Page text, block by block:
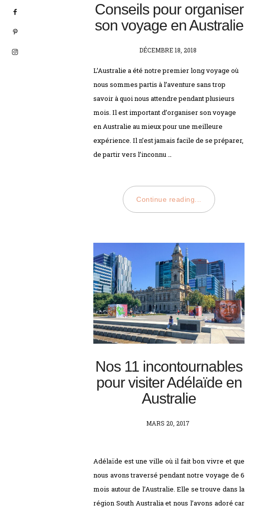
Conseils pour organiser
son voyage en Australie
POSTED
DÉCEMBRE 18, 2018
L’Australie a été notre premier long voyage où
nous sommes partis à l’aventure sans trop
savoir à quoi nous attendre pendant plusieurs
mois. Il est important d’organiser son voyage
en Australie au mieux pour une meilleure
expérience. Il n’est jamais facile de se préparer,
de partir vers l’inconnu …
Continue reading...
Nos 11 incontournables
pour visiter Adélaïde en
Australie
POSTED
MARS 20, 2017
Adélaïde est une ville où il fait bon vivre et que
nous avons traversé pendant notre voyage de 6
mois autour de l’Australie. Elle se trouve dans la
région South Australia et nous l’avons adoré car